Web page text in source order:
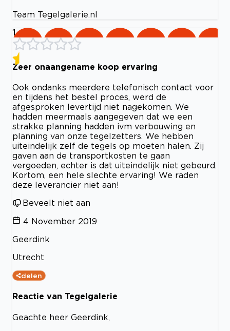
Team Tegelgalerie.nl
1
Zeer onaangename koop ervaring
Ook ondanks meerdere telefonisch contact voor
en tijdens het bestel proces, werd de
afgesproken levertijd niet nagekomen. We
hadden meermaals aangegeven dat we een
strakke planning hadden ivm verbouwing en
planning van onze tegelzetters. We hebben
uiteindelijk zelf de tegels op moeten halen. Zij
gaven aan de transportkosten te gaan
vergoeden, echter is dat uiteindelijk niet gebeurd.
Kortom, een hele slechte ervaring! We raden
deze leverancier niet aan!
Beveelt niet aan
4 November 2019
Geerdink
Utrecht
delen
Reactie van Tegelgalerie
Geachte heer Geerdink,